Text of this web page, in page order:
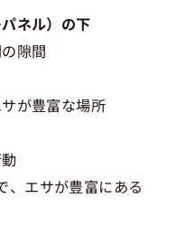
ネル）の下
隙間
が豊富な場所
、エサが豊富にある